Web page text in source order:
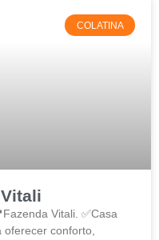
COLATINA
Vitali. ✅Casa
oferecer conforto,